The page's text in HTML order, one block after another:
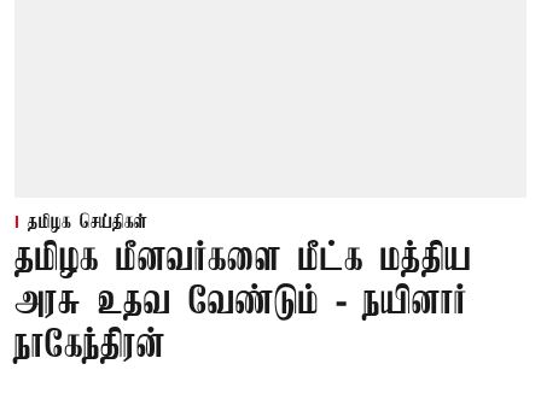
தமிழக செய்திகள்
தமிழக மீனவர்களை மீட்க மத்திய
அரசு உதவ வேண்டும் - நயினார்
நாகேந்திரன்